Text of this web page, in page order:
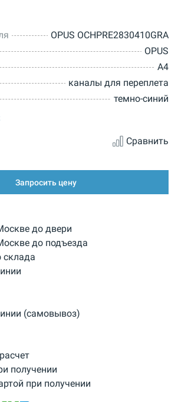
OPUS OCHPRE2830410GRA
OPUS
A4
каналы для переплета
темно-синий
Сравнить
Запросить цену
до двери
до подъезда
склада
(самовывоз)
получении
при получении